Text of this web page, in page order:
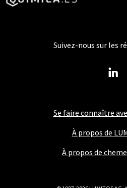
Se faire connaître
À propos de
À propos de
Suivez-nous sur les